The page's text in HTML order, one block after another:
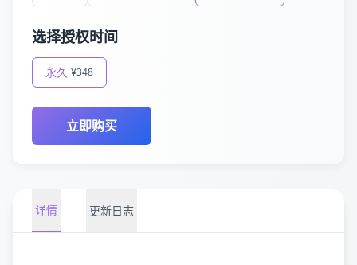
选择授权时间
永久 ¥348
立即购买
详情 更新日志